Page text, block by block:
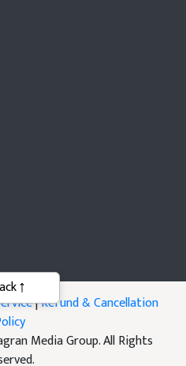
|Refund & Cancellation
Media Group. All Rights